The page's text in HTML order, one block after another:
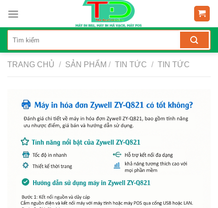
content
TRANG CHỦ / SẢN PHẨM / TIN TỨC / TIN TỨC